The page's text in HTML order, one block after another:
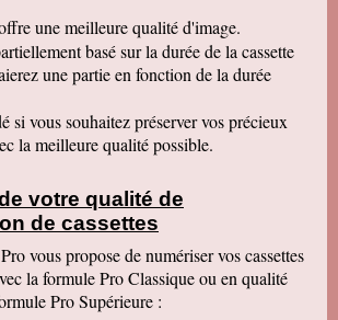
travail !!! Les films sont super !!
qualité d'images malgré l'âge des K7
une personne de confiance et je
de vous avoir confié les vidéos
décédée !! Je vous recommande
Prenez bien soin de vous !! Au
P
rendrait aussi bien du fait que mes
sont vieilles plus de 30 ans ! Je vais
à ma soeur qui a des cassettes a
sur des cd. Bonne journée
une meilleure qualité d'image.
basé sur la durée de la cassette
une partie en fonction de la durée
si vous souhaitez préserver vos précieux
la meilleure qualité possible.
votre qualité de
de cassettes
vous propose de numériser vos cassettes
la formule Pro Classique ou en qualité
Pro Supérieure :